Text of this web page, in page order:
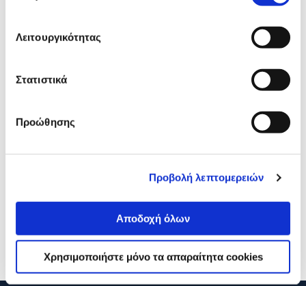
Λειτουργικότητας
Στατιστικά
Προώθησης
Προβολή λεπτομερειών
Αποδοχή όλων
Χρησιμοποιήστε μόνο τα απαραίτητα cookies
Προσθήκη
Γραφείου Blue
6,99€
Προσθήκη